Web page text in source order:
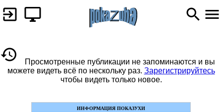
Просмотренные публикации не запоминаются и вы
можете видеть всё по нескольку раз. Зарегистрируйтесь
чтобы видеть только новое.
ИНФОРМАЦИЯ ПОКАЗУХИ